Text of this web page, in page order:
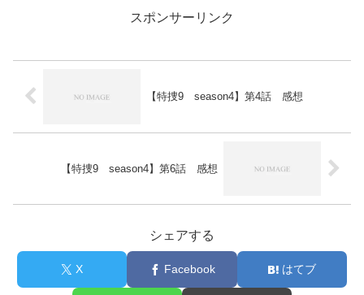
スポンサーリンク
【特捜9 season4】第4話 感想
【特捜9 season4】第6話 感想
シェアする
X Facebook はてブ